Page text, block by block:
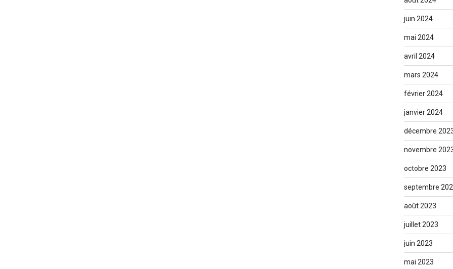
juin 2024
mai 2024
avril 2024
mars 2024
février 2024
janvier 2024
décembre
novembre
octobre 2023
septembre
août 2023
juillet 2023
juin 2023
mai 2023